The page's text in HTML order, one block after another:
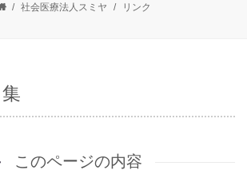
/ 社会医療法人スミヤ / リンク
このページの内容